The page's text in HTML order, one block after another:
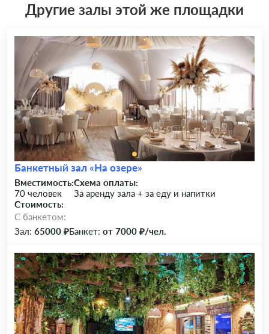
Другие залы этой же площадки
Банкетный зал «На озере»
Вместимость:
70 человек
Схема оплаты:
За аренду зала + за еду и напитки
Стоимость:
C банкетом:
Зал: 65000 ₽Банкет: от 7000 ₽/чел.